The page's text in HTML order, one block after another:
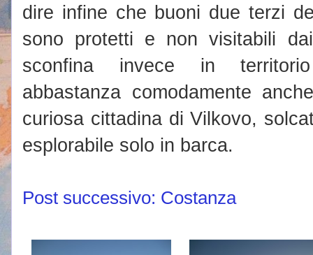
dire infine che buoni due terzi
sono protetti e non visitabili
sconfina invece in
abbastanza comodamente
curiosa cittadina di Vilkovo,
esplorabile solo in barca.
Post successivo: Costanza